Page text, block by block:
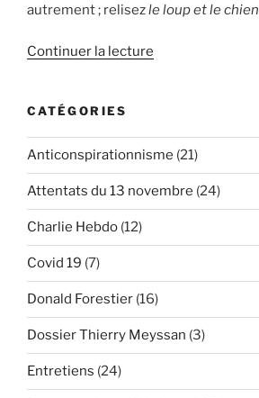
autrement ; relisezle loup et le chien
Continuer la lecture
au
prisme
Molière
CATÉGORIES
Anticonspirationnisme (21)
Attentats du 13 novembre (24)
Charlie Hebdo (12)
Covid 19 (7)
Donald Forestier (16)
Dossier Thierry Meyssan (3)
Entretiens (24)